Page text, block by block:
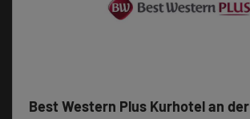
Best Western Plus Kurhotel an der